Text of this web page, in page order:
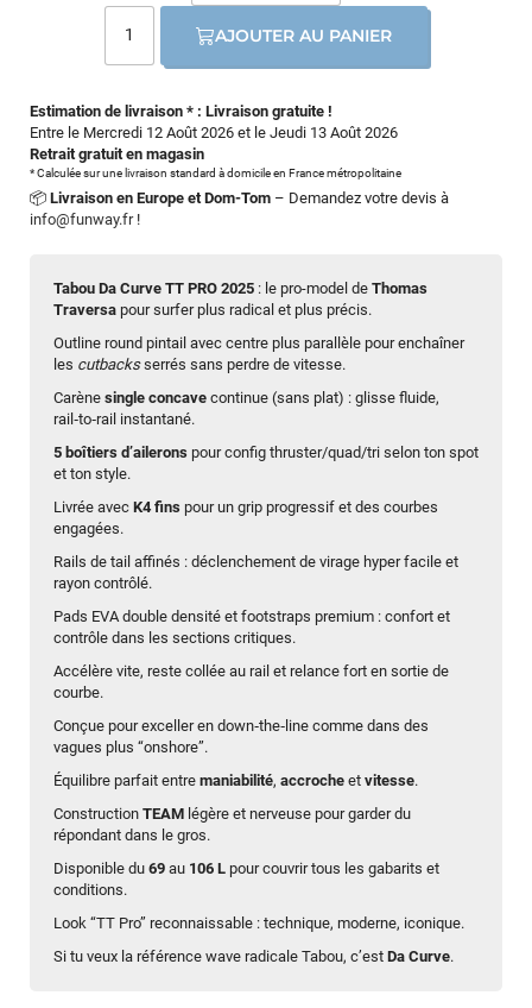
Tabou Da Curve TT PRO 2025 : le pro-model de Thomas
Traversa pour surfer plus radical et plus précis.
Outline round pintail avec centre plus parallèle pour enchaîner
les cutbacksserrés sans perdre de vitesse.
Carène single concave continue (sans plat) : glisse fluide,
rail‑to‑rail instantané.
5 boîtiers d’ailerons pour config thruster/quad/tri selon ton spot
et ton style.
Livrée avec K4 fins pour un grip progressif et des courbes
engagées.
Rails de tail affinés : déclenchement de virage hyper facile et
rayon contrôlé.
Pads EVA double densité et footstraps premium : confort et
contrôle dans les sections critiques.
Accélère vite, reste collée au rail et relance fort en sortie de
courbe.
Conçue pour exceller en down‑the‑line comme dans des
vagues plus “onshore”.
Équilibre parfait entre maniabilité, accroche et vitesse.
Construction TEAM légère et nerveuse pour garder du
répondant dans le gros.
Disponible du 69 au 106 L pour couvrir tous les gabarits et
conditions.
Look “TT Pro” reconnaissable : technique, moderne, iconique.
Si tu veux la référence wave radicale Tabou, c’est Da Curve.
Estimation de livraison * : Livraison gratuite !
Entre le Mercredi 12 Août 2026 et le Jeudi 13 Août 2026
Retrait gratuit en magasin
* Calculée sur une livraison standard à domicile en France métropolitaine
📦 Livraison en Europe et Dom-Tom – Demandez votre devis à
info@funway.fr!
AJOUTER AU PANIER